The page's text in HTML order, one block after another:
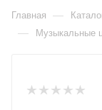
Главная —
— Музыкальные